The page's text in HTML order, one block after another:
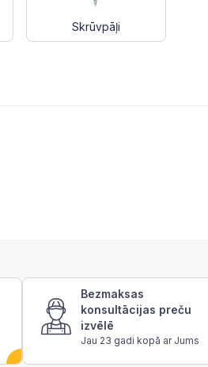
Skrūvpāļi
Bezmaksas
konsultācijas preču
izvēlē
Jau 23 gadi kopā ar Jums